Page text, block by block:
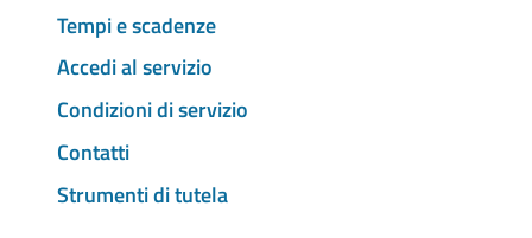
Tempi e scadenze
Accedi al servizio
Condizioni di servizio
Contatti
Strumenti di tutela